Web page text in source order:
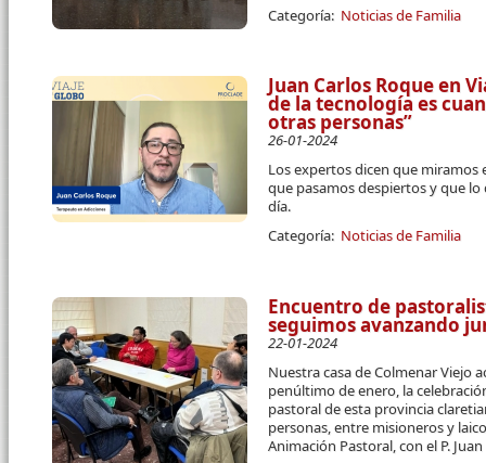
Categoría: Noticias de Familia
Juan Carlos Roque en
de la tecnología es
otras personas”
26-01-2024
Los expertos dicen que
que pasamos despiertos y que
día.
Categoría: Noticias de Familia
Encuentro de
seguimos avanzando
22-01-2024
Nuestra casa de Colmenar Viejo
penúltimo de enero, la
pastoral de esta provincia
personas, entre misioneros y
Animación Pastoral, con el P.